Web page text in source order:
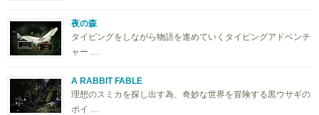
夜の森
タイピングをしながら物語を進めていくタイピングアドベンチ
ャー …
A RABBIT FABLE
理想のスミカを探し出す為、奇妙な世界を冒険する黒ウサギの
ポイ …